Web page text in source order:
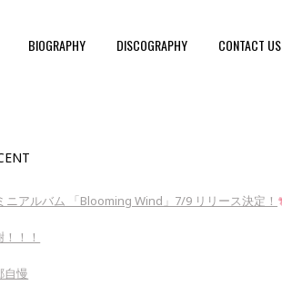
BIOGRAPHY DISCOGRAPHY CONTACT US
ニアルバム 「Blooming Wind」7/9 リリース決定！
！！！
自慢